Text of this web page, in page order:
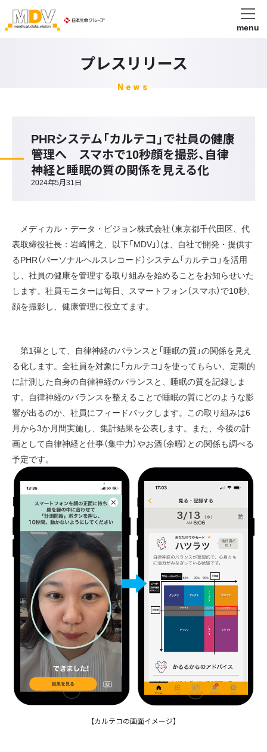
menu
プレスリリース
News
PHRシステム「カルテコ」で社員の健康
管理へ スマホで10秒顔を撮影、自律
神経と睡眠の質の関係を見える化
2024年5月31日
メディカル・データ・ビジョン株式会社（東京都千代田区、代
表取締役社長：岩崎博之、以下「MDV」）は、自社で開発・提供す
るPHR（パーソナルヘルスレコード）システム「カルテコ」を活用
し、社員の健康を管理する取り組みを始めることをお知らせいた
します。社員モニターは毎日、スマートフォン（スマホ）で10秒、
顔を撮影し、健康管理に役立てます。
第1弾として、自律神経のバランスと「睡眠の質」の関係を見え
る化します。全社員を対象に「カルテコ」を使ってもらい、定期的
に計測した自身の自律神経のバランスと、睡眠の質を記録しま
す。自律神経のバランスを整えることで睡眠の質にどのような影
響が出るのか、社員にフィードバックします。この取り組みは6
月から3か月間実施し、集計結果を公表します。また、今後の計
画として自律神経と仕事（集中力）やお酒（余暇）との関係も調べる
予定です。
【カルテコの画面イメージ】